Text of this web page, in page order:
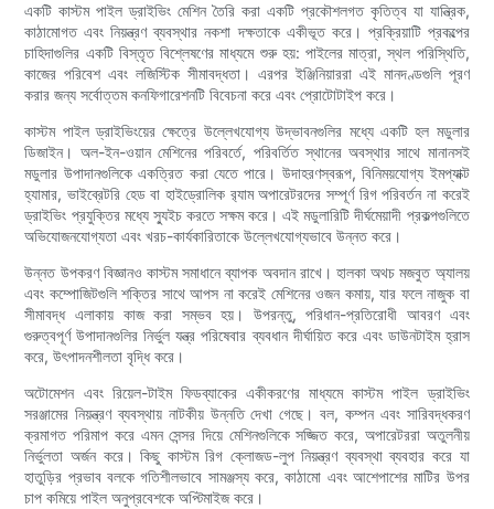
একটি কাস্টম পাইল ড্রাইভিং মেশিন তৈরি করা একটি প্রকৌশলগত কৃতিত্ব যা যান্ত্রিক,
কাঠামোগত এবং নিয়ন্ত্রণ ব্যবস্থার নকশা দক্ষতাকে একীভূত করে। প্রক্রিয়াটি প্রকল্পের
চাহিদাগুলির একটি বিস্তৃত বিশ্লেষণের মাধ্যমে শুরু হয়: পাইলের মাত্রা, স্থল পরিস্থিতি,
কাজের পরিবেশ এবং লজিস্টিক সীমাবদ্ধতা। এরপর ইঞ্জিনিয়াররা এই মানদণ্ডগুলি পূরণ
করার জন্য সর্বোত্তম কনফিগারেশনটি বিবেচনা করে এবং প্রোটোটাইপ করে।
কাস্টম পাইল ড্রাইভিংয়ের ক্ষেত্রে উল্লেখযোগ্য উদ্ভাবনগুলির মধ্যে একটি হল মডুলার
ডিজাইন। অল-ইন-ওয়ান মেশিনের পরিবর্তে, পরিবর্তিত স্থানের অবস্থার সাথে মানানসই
মডুলার উপাদানগুলিকে একত্রিত করা যেতে পারে। উদাহরণস্বরূপ, বিনিময়যোগ্য ইমপ্যাক্ট
হ্যামার, ভাইব্রেটরি হেড বা হাইড্রোলিক র‍্যাম অপারেটরদের সম্পূর্ণ রিগ পরিবর্তন না করেই
ড্রাইভিং প্রযুক্তির মধ্যে স্যুইচ করতে সক্ষম করে। এই মডুলারিটি দীর্ঘমেয়াদী প্রকল্পগুলিতে
অভিযোজনযোগ্যতা এবং খরচ-কার্যকারিতাকে উল্লেখযোগ্যভাবে উন্নত করে।
উন্নত উপকরণ বিজ্ঞানও কাস্টম সমাধানে ব্যাপক অবদান রাখে। হালকা অথচ মজবুত অ্যালয়
এবং কম্পোজিটগুলি শক্তির সাথে আপস না করেই মেশিনের ওজন কমায়, যার ফলে নাজুক বা
সীমাবদ্ধ এলাকায় কাজ করা সম্ভব হয়। উপরন্তু, পরিধান-প্রতিরোধী আবরণ এবং
গুরুত্বপূর্ণ উপাদানগুলির নির্ভুল যন্ত্র পরিষেবার ব্যবধান দীর্ঘায়িত করে এবং ডাউনটাইম হ্রাস
করে, উৎপাদনশীলতা বৃদ্ধি করে।
অটোমেশন এবং রিয়েল-টাইম ফিডব্যাকের একীকরণের মাধ্যমে কাস্টম পাইল ড্রাইভিং
সরঞ্জামের নিয়ন্ত্রণ ব্যবস্থায় নাটকীয় উন্নতি দেখা গেছে। বল, কম্পন এবং সারিবদ্ধকরণ
ক্রমাগত পরিমাপ করে এমন সেন্সর দিয়ে মেশিনগুলিকে সজ্জিত করে, অপারেটররা অতুলনীয়
নির্ভুলতা অর্জন করে। কিছু কাস্টম রিগ ক্লোজড-লুপ নিয়ন্ত্রণ ব্যবস্থা ব্যবহার করে যা
হাতুড়ির প্রভাব বলকে গতিশীলভাবে সামঞ্জস্য করে, কাঠামো এবং আশেপাশের মাটির উপর
চাপ কমিয়ে পাইল অনুপ্রবেশকে অপ্টিমাইজ করে।